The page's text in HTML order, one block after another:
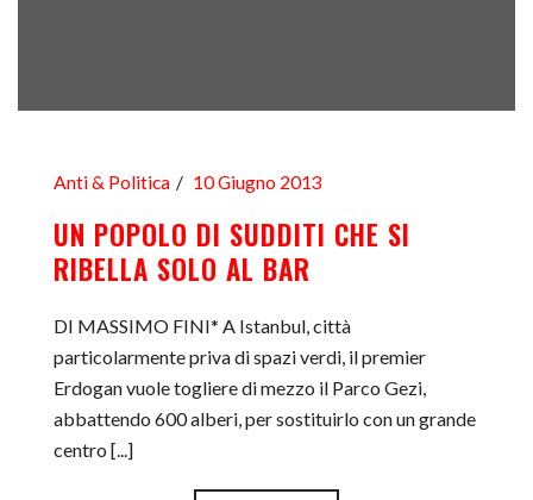
Anti & Politica 10 Giugno 2013
UN POPOLO DI SUDDITI CHE SI
RIBELLA SOLO AL BAR
DI MASSIMO FINI* A Istanbul, città
particolarmente priva di spazi verdi, il premier
Erdogan vuole togliere di mezzo il Parco Gezi,
abbattendo 600 alberi, per sostituirlo con un grande
centro [...]